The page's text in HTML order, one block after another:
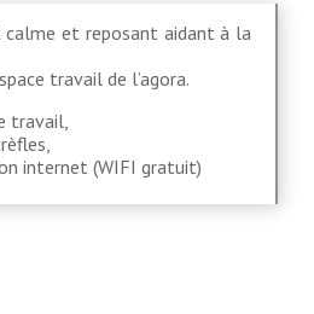
calme et reposant aidant à la
travail de l’agora.
travail,
internet (WIFI gratuit)